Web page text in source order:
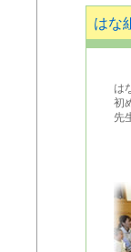
はな
は
初
先